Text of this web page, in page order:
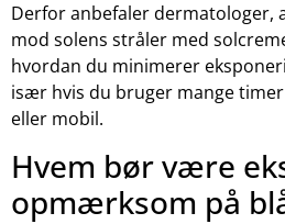
Derfor anbefaler dermatologer,
mod solens stråler med
hvordan du minimerer
især hvis du bruger mange
eller mobil.
Hvem bør være
opmærksom på